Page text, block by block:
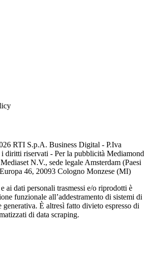
RTI S.p.A. Business Digital - P.Iva
diritti riservati - Per la pubblicità Mediamond
N.V., sede legale Amsterdam (Paesi
46, 20093 Cologno Monzese (MI)
ai dati personali trasmessi e/o riprodotti è
funzionale all’addestramento di sistemi di
È altresì fatto divieto espresso di
di data scraping.